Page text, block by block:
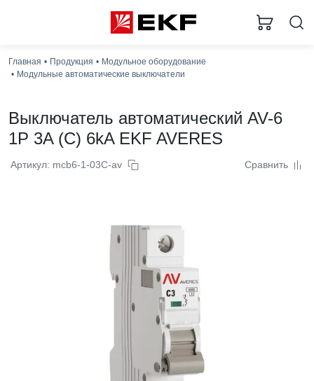
Главная Продукция
Модульное оборудование
Модульные автоматические выключатели
Выключатель автоматический AV-6
1P 3A (C) 6kA EKF AVERES
Артикул: mcb6-1-03C-av Сравнить